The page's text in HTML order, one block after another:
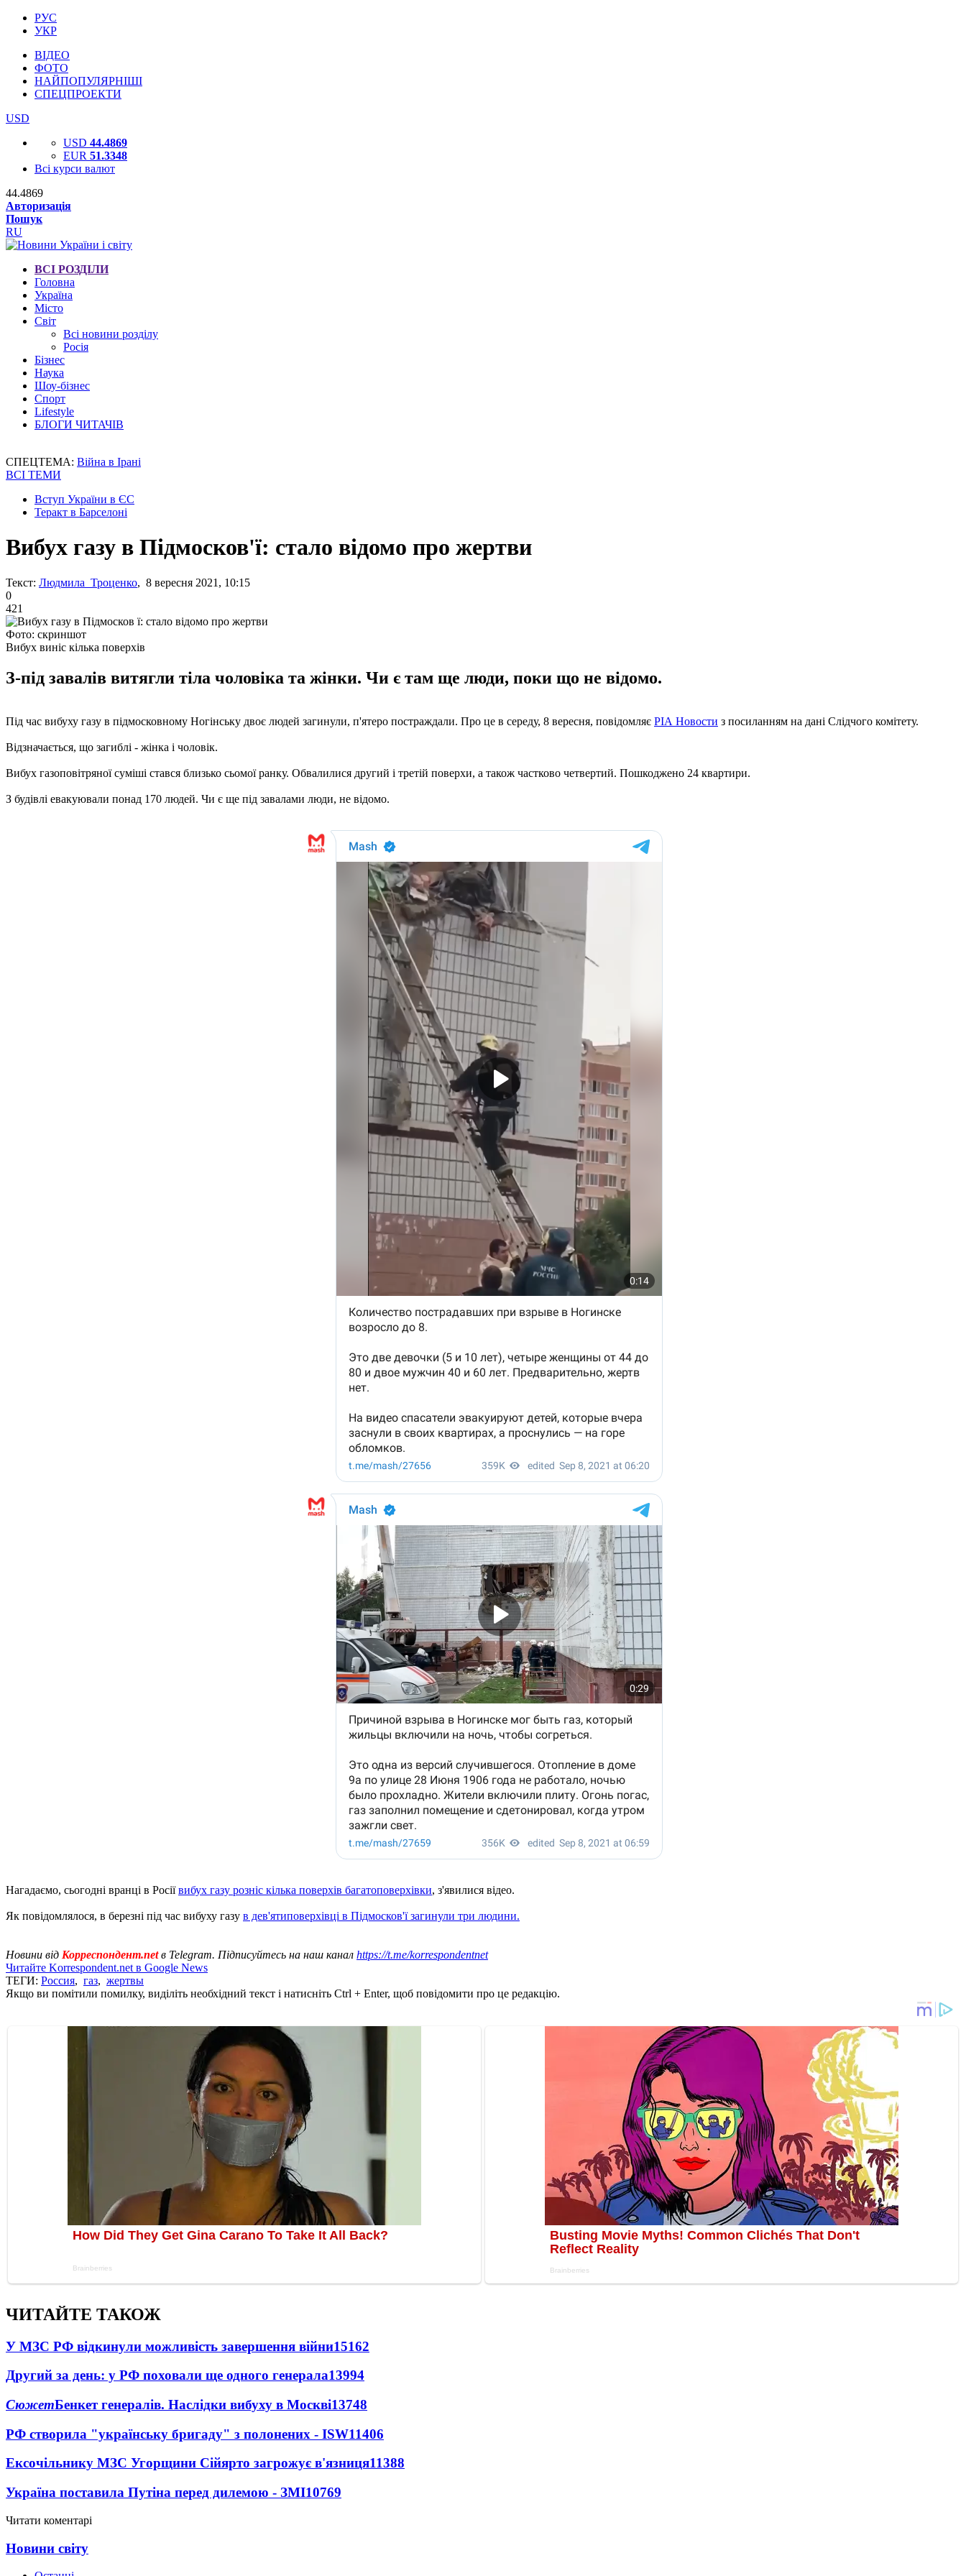
РУС
УКР
ВІДЕО
ФОТО
НАЙПОПУЛЯРНІШІ
СПЕЦПРОЕКТИ
USD
USD 44.4869
EUR 51.3348
Всі курси валют
44.4869
Авторизація
Пошук
RU
ВСІ РОЗДІЛИ
Головна
Україна
Місто
Світ
Всі новини розділу
Росія
Бізнес
Наука
Шоу-бізнес
Спорт
Lifestyle
БЛОГИ ЧИТАЧІВ
СПЕЦТЕМА: Війна в Ірані
ВСІ ТЕМИ
Вступ України в ЄС
Теракт в Барселоні
Вибух газу в Підмосков'ї: стало відомо про жертви
Текст: Людмила Троценко, 8 вересня 2021, 10:15
0
421
Фото: скриншот
Вибух виніс кілька поверхів
З-під завалів витягли тіла чоловіка та жінки. Чи є там ще люди, поки що не відомо.
Під час вибуху газу в підмосковному Ногінську двоє людей загинули, п'ятеро постраждали. Про це в середу, 8 вересня, повідомляє РІА Новости з посиланням на дані Слідчого комітету.
Відзначається, що загиблі - жінка і чоловік.
Вибух газоповітряної суміші стався близько сьомої ранку. Обвалилися другий і третій поверхи, а також частково четвертий. Пошкоджено 24 квартири.
З будівлі евакуювали понад 170 людей. Чи є ще під завалами люди, не відомо.
Нагадаємо, сьогодні вранці в Росіївибух газу розніс кілька поверхів багатоповерхівки, з'явилися відео.
Як повідомлялося, в березні під час вибуху газу в дев'ятиповерхівці в Підмосков'ї загинули три людини.
Новини від Корреспондент.netв Telegram. Підписуйтесь на наш канал https://t.me/korrespondentnet
Читайте Korrespondent.net в Google News
ТЕГИ: Россия, газ, жертвы
Якщо ви помітили помилку, виділіть необхідний текст і натисніть Ctrl + Enter, щоб повідомити про це редакцію.
ЧИТАЙТЕ ТАКОЖ
У МЗС РФ відкинули можливість завершення війни15162
Другий за день: у РФ поховали ще одного генерала13994
СюжетБенкет генералів. Наслідки вибуху в Москві13748
РФ створила "українську бригаду" з полонених - ISW11406
Ексочільнику МЗС Угорщини Сійярто загрожує в'язниця11388
Україна поставила Путіна перед дилемою - ЗМІ10769
Читати коментарі
Новини світу